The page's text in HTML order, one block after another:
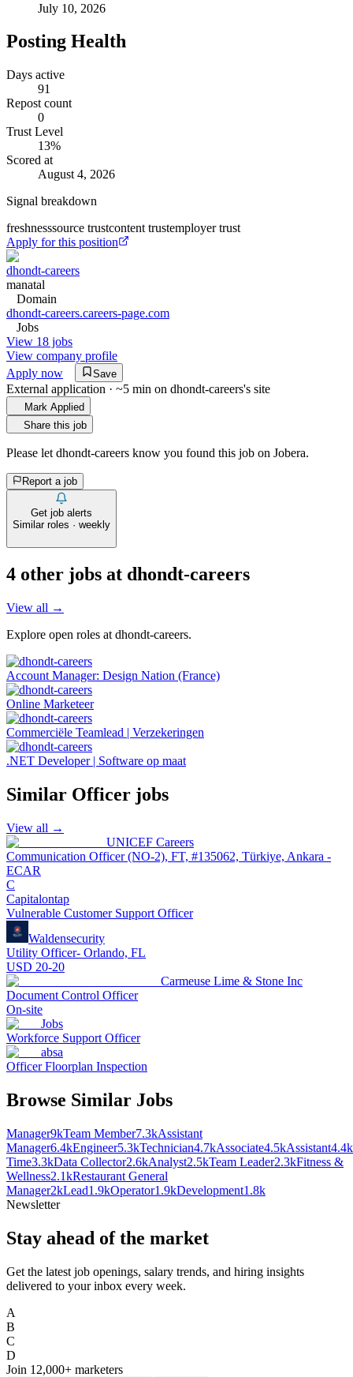
July 10, 2026
Posting Health
Days active
91
Repost count
0
Trust Level
13%
Scored at
August 4, 2026
Signal breakdown
freshnesssource trustcontent trustemployer trust
Apply for this position
dhondt-careers
manatal
Domain
dhondt-careers.careers-page.com
Jobs
View 18 jobs
View company profile
Apply now
Save
External application · ~5 min on dhondt-careers's site
Mark Applied
Share this job
Please let dhondt-careers know you found this job on Jobera.
Report a job
Get job alerts
Similar roles · weekly
4 other jobs at dhondt-careers
View all →
Explore open roles at dhondt-careers.
Account Manager: Design Nation (France)
Online Marketeer
Commerciële Teamlead | Verzekeringen
.NET Developer | Software op maat
Similar Officer jobs
View all →
UNICEF Careers
Communication Officer (NO-2), FT, #135062, Türkiye, Ankara -
ECAR
C
Capitalontap
Vulnerable Customer Support Officer
Waldensecurity
Utility Officer- Orlando, FL
USD 20-20
Carmeuse Lime & Stone Inc
Document Control Officer
On-site
Jobs
Workforce Support Officer
absa
Officer Floorplan Inspection
Browse Similar Jobs
Manager9kTeam Member7.3kAssistant
Manager6.4kEngineer5.3kTechnician4.7kAssociate4.5kAssistant4.4k
Time3.3kData Collector2.6kAnalyst2.5kTeam Leader2.3kFitness &
Wellness2.1kRestaurant General
Manager2kLead1.9kOperator1.9kDevelopment1.8k
Newsletter
Stay ahead of the market
Get the latest job openings, salary trends, and hiring insights
delivered to your inbox every week.
A
B
C
D
Join 12,000+ marketers